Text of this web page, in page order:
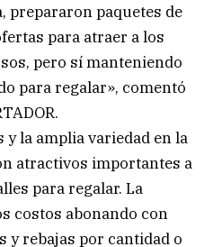
prepararon paquetes de
para atraer a los
pero sí manteniendo
para regalar», comentó
la amplia variedad en la
atractivos importantes a
para regalar. La
costos abonando con
y rebajas por cantidad o